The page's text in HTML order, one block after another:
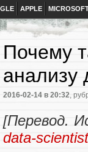
APPLE
Почему
анализу
2016-02-14 в 20:32,
[Перевод.
data-